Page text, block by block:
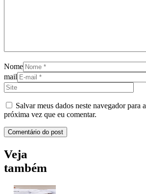
Nome
mail
Salvar meus dados neste navegador para a
próxima vez que eu comentar.
Veja
também